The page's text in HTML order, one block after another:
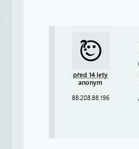
před 14 lety
anonym
88.208.88.196